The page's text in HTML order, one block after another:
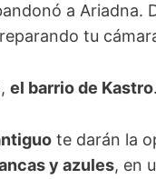
a Ariadna.
tu
el barrio de Kastro.
te darán la
y azules, en